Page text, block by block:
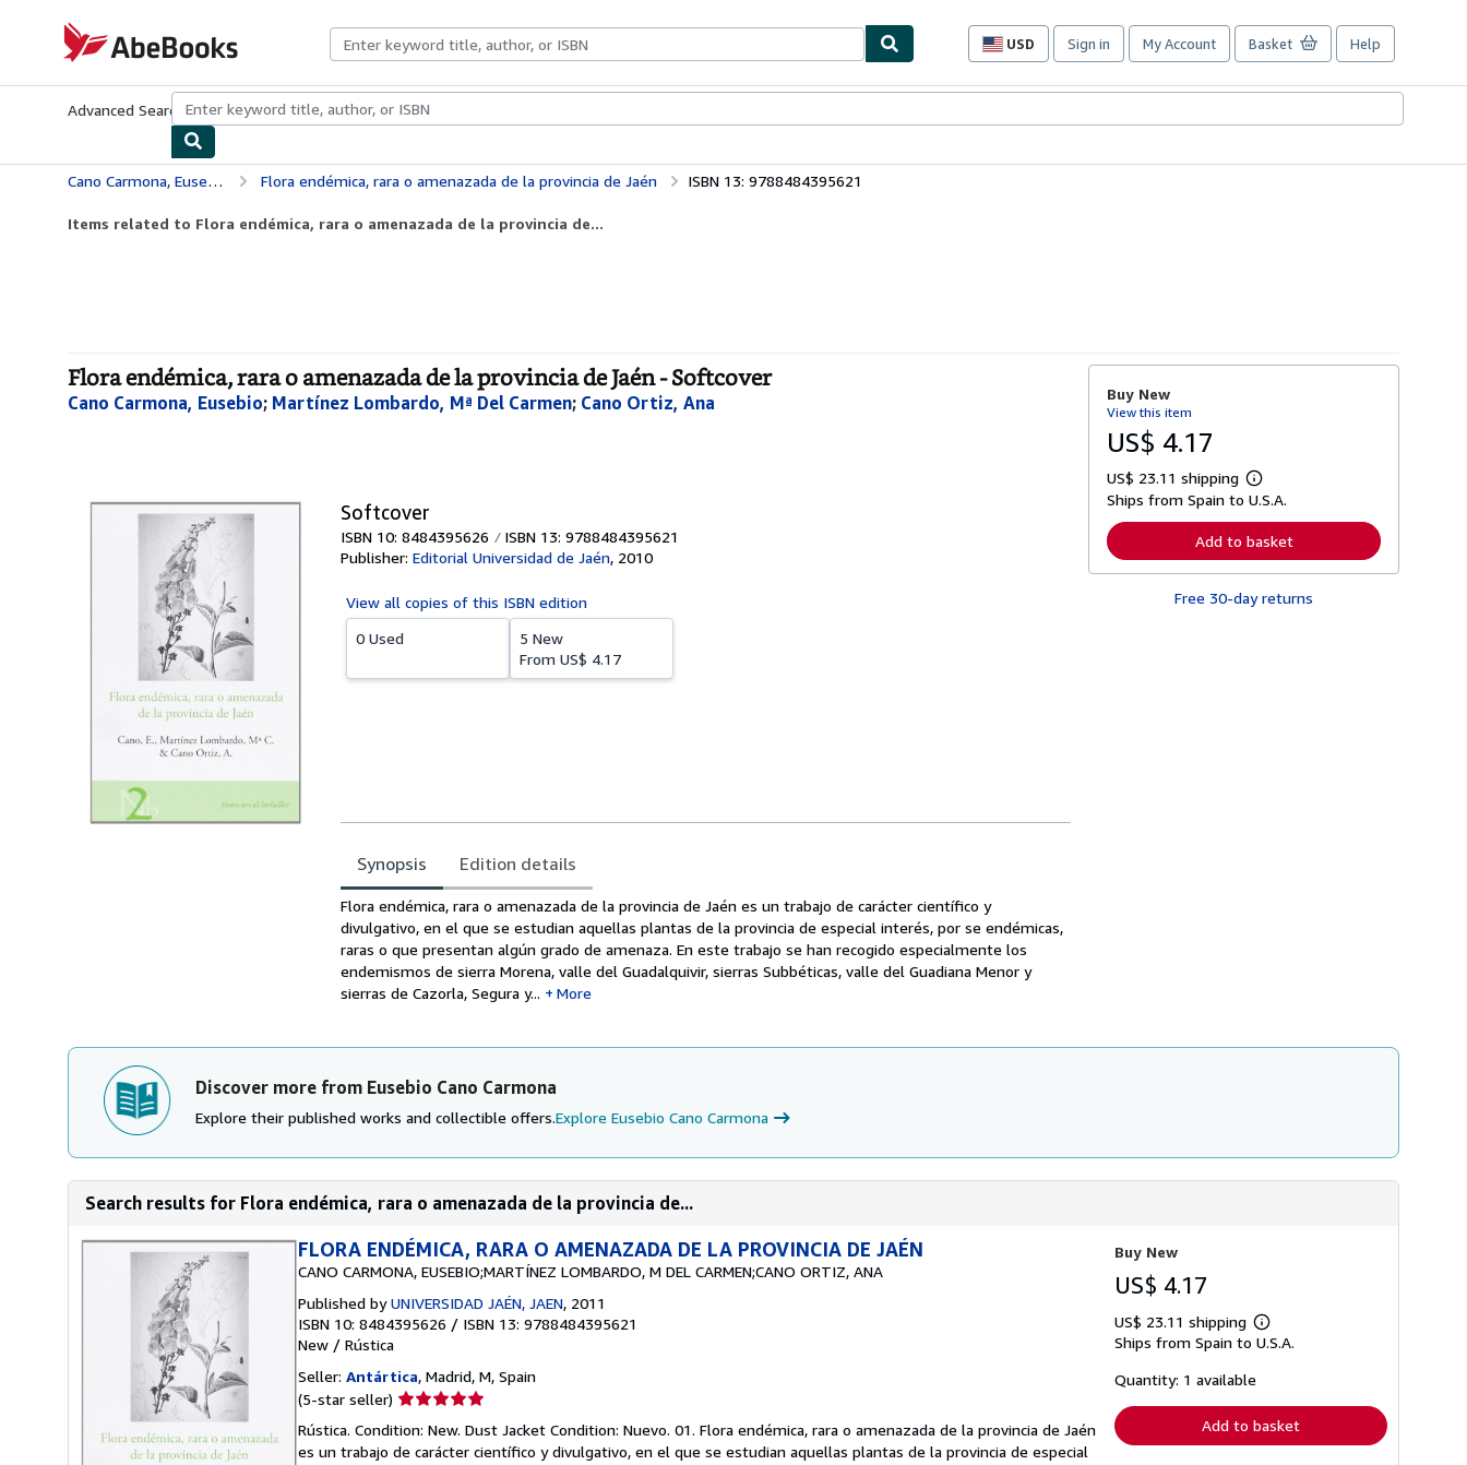
AbeBooks.com
USD
Site
preferences
Sign in My Account Basket Help
Advanced Search Browse CollectionsRare BooksArt & Collectibles
Cano Carmona, Eusebio Flora endémica, rara o amenazada de la provincia de Jaén ISBN 13: 9788484395621
Items related to Flora endémica, rara o amenazada de la provincia de...
Flora endémica, rara o amenazada de la provincia de Jaén - Softcover
Cano Carmona, Eusebio; Martínez Lombardo, Mª Del Carmen; Cano Ortiz, Ana
Softcover
ISBN 10: 8484395626
ISBN 13: 9788484395621
Publisher: Editorial Universidad de Jaén, 2010
View all copies of this ISBN edition
0 Used
5 New
From US$ 4.17
Synopsis Edition details
Synopsis
Flora endémica, rara o amenazada de la provincia de Jaén es un trabajo de carácter científico y
divulgativo, en el que se estudian aquellas plantas de la provincia de especial interés, por se endémicas,
raras o que presentan algún grado de amenaza. En este trabajo se han recogido especialmente los
endemismos de sierra Morena, valle del Guadalquivir, sierras Subbéticas, valle del Guadiana Menor y
sierras de Cazorla, Segura y...
More
Buy New
View this item
US$ 4.17
US$ 23.11 shipping
L
e
n
r
Ships from Spain to U.S.A.
Add to basket
Free 30-day returns
Discover more from Eusebio Cano Carmona
Explore their published works and collectible offers.Explore Eusebio Cano Carmona
Search results for Flora endémica, rara o amenazada de la provincia de...
FLORA ENDÉMICA, RARA O AMENAZADA DE LA PROVINCIA DE JAÉN
CANO CARMONA, EUSEBIO;MARTÍNEZ LOMBARDO, M DEL CARMEN;CANO ORTIZ, ANA
Published byUNIVERSIDAD JAÉN, JAEN, 2011
ISBN 10: 8484395626 / ISBN 13: 9788484395621
New / Rústica
Seller: Antártica, Madrid, M, Spain
(5-star seller) Seller
5
Rústica. Condition: New. Dust Jacket Condition: Nuevo. 01. Flora endémica, rara o amenazada de la provincia de Jaén
es un trabajo de carácter científico y divulgativo, en el que se estudian aquellas plantas de la provincia de especial
Buy New
US$ 4.17
US$ 23.11 shipping
Learn
more
Ships from Spain to U.S.A.
Quantity: 1 available
Add to basket